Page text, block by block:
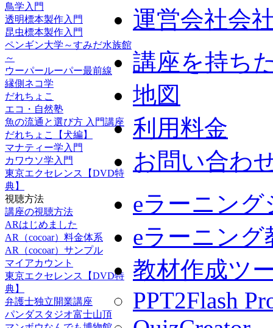
鳥学入門
透明標本製作入門
昆虫標本製作入門
ペンギン大学～すみだ水族館
～
ウーパールーパー最前線
縁側ネコ学
だれちょこ
エコ・自然塾
魚の流通と選び方 入門講座
だれちょこ【犬編】
マナティー学入門
カワウソ学入門
東京エクセレンス【DVD特
典】
視聴方法
講座の視聴方法
ARはじめました
AR（cocoar）料金体系
AR（cocoar）サンプル
マイアカウント
東京エクセレンス【DVD特
典】
弁護士独立開業講座
パンダスタジオ富士山頂
運営会社会
講座を持ち
地図
利用料金
お問い合わ
eラーニン
eラーニン
教材作成ツ
PPT2Flash